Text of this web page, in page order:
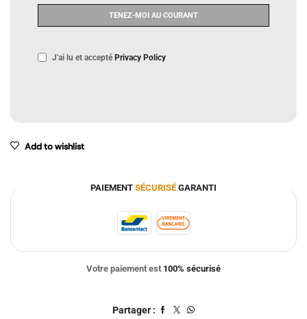
J'ai lu et accepté Privacy Policy
Add to wishlist
PAIEMENT SÉCURISÉ GARANTI
Votre paiement est 100% sécurisé
Partager :